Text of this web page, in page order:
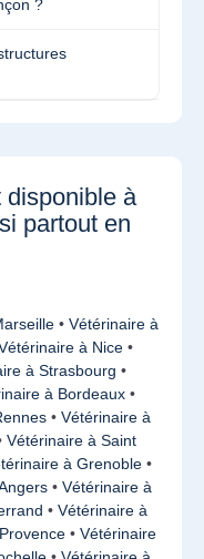
?
disponible à
partout en
• Vétérinaire à
à Nice •
à Strasbourg •
à Bordeaux•
• Vétérinaire à
Vétérinaire à Saint
à Grenoble •
• Vétérinaire à
• Vétérinaire à
• Vétérinaire